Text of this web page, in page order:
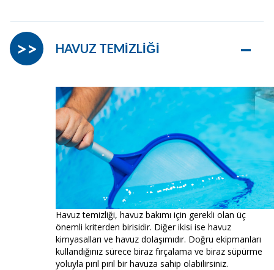
HAVUZ TEMİZLİĞİ –
>>
Havuz temizliği, havuz bakımı için gerekli olan üç
önemli kriterden birisidir. Diğer ikisi ise havuz
kimyasalları ve havuz dolaşımıdır. Doğru ekipmanları
kullandığınız sürece biraz fırçalama ve biraz süpürme
yoluyla pırıl pırıl bir havuza sahip olabilirsiniz.